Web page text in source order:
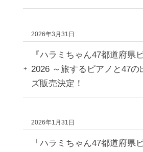
2026年3月31日
『ハラミちゃん47都道府県
2026 ～旅するピアノと47の
ズ販売決定！
2026年1月31日
「ハラミちゃん47都道府県